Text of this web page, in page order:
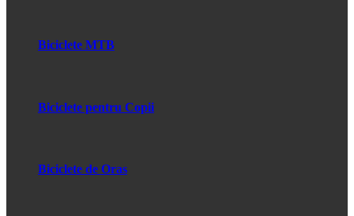
Biciclete MTB
Biciclete pentru Copii
Biciclete de Oras